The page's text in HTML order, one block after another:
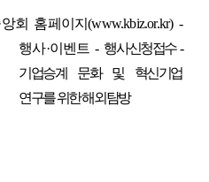
회 홈페이지(www.kbiz.or.kr) -
행사·이벤트 - 행사신청접수 -
기업승계 문화 및 혁신기업
연구를 위한 해외탐방